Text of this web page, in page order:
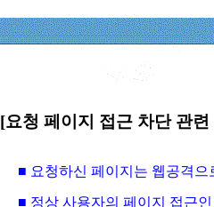
[요청 페이지 접근 차단 관
■ 요청하신 페이지는 웹공격
■ 정상 사용자의 페이지 접근